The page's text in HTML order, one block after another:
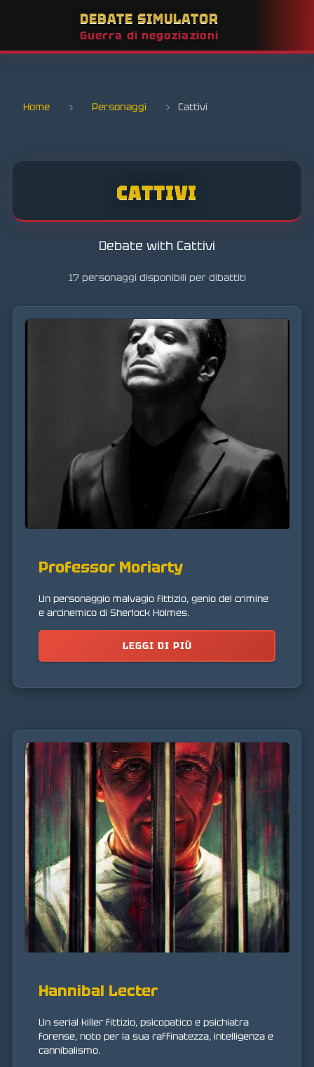
DEBATE SIMULATOR
Guerra di negoziazioni
Home › Personaggi › Cattivi
CATTIVI
Debate with Cattivi
17 personaggi disponibili per dibattiti
Professor Moriarty
Un personaggio malvagio fittizio, genio del crimine
e arcinemico di Sherlock Holmes.
LEGGI DI PIÙ
Hannibal Lecter
Un serial killer fittizio, psicopatico e psichiatra
forense, noto per la sua raffinatezza, intelligenza e
cannibalismo.